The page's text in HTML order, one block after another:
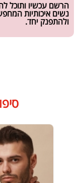
הרשם עכשיו ותוכל
נשים איכותיות
ולהתפנק יחד.